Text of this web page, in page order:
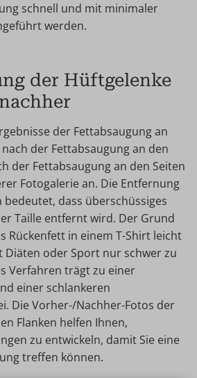
schnell und mit minimaler
werden.
der Hüftgelenke
der Fettabsaugung an
der Fettabsaugung an den
der Fettabsaugung an den Seiten
Fotogalerie an. Die Entfernung
dass überschüssiges
Taille entfernt wird. Der Grund
Rückenfett in einem T-Shirt leicht
Diäten oder Sport nur schwer zu
Verfahren trägt zu einer
einer schlankeren
Die Vorher-/Nachher-Fotos der
Flanken helfen Ihnen,
zu entwickeln, damit Sie eine
treffen können.